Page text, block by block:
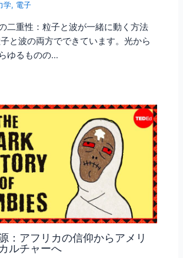
学, 電子
二重性：粒子と波が一緒に動く方法
と波の両方でできています。光から
ゆるものの…
：アフリカの信仰からアメリ
ルチャーへ